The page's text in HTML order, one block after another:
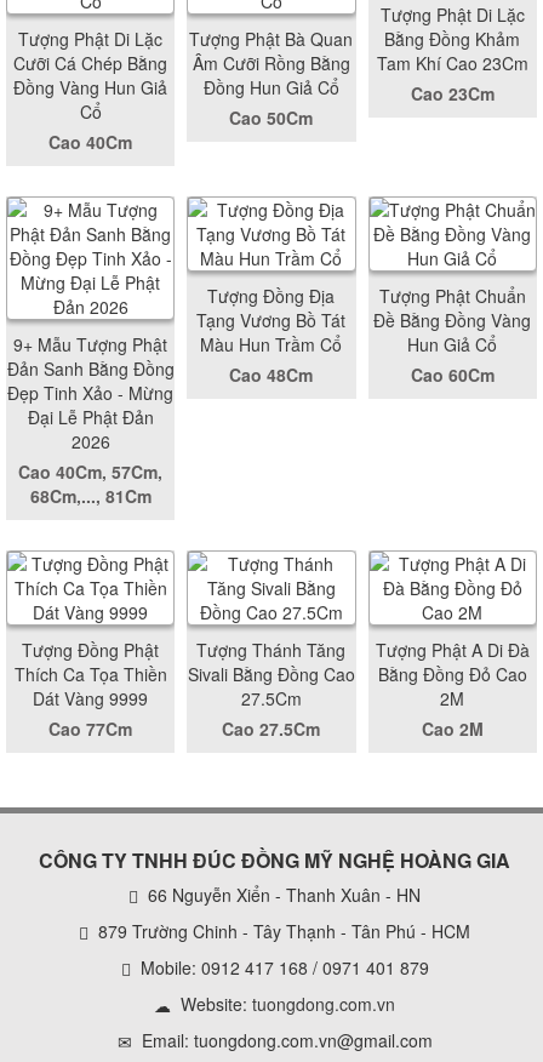
Tượng Phật Di Lặc
Cưỡi Cá Chép Bằng
Đồng Vàng Hun Giả
Cổ
Cao 40Cm
Tượng Phật Bà Quan
Âm Cưỡi Rồng Bằng
Đồng Hun Giả Cổ
Cao 50Cm
Tượng Phật Di Lặc
Bằng Đồng Khảm
Tam Khí Cao 23Cm
Cao 23Cm
9+ Mẫu Tượng Phật
Đản Sanh Bằng Đồng
Đẹp Tinh Xảo - Mừng
Đại Lễ Phật Đản
2026
Cao 40Cm, 57Cm,
68Cm,..., 81Cm
Tượng Đồng Địa
Tạng Vương Bồ Tát
Màu Hun Trầm Cổ
Cao 48Cm
Tượng Phật Chuẩn
Đề Bằng Đồng Vàng
Hun Giả Cổ
Cao 60Cm
Tượng Đồng Phật
Thích Ca Tọa Thiền
Dát Vàng 9999
Cao 77Cm
Tượng Thánh Tăng
Sivali Bằng Đồng Cao
27.5Cm
Cao 27.5Cm
Tượng Phật A Di Đà
Bằng Đồng Đỏ Cao
2M
Cao 2M
CÔNG TY TNHH ĐÚC ĐỒNG MỸ NGHỆ HOÀNG GIA
66 Nguyễn Xiển - Thanh Xuân - HN
879 Trường Chinh - Tây Thạnh - Tân Phú - HCM
Mobile: 0912 417 168 / 0971 401 879
Website: tuongdong.com.vn
Email: tuongdong.com.vn@gmail.com